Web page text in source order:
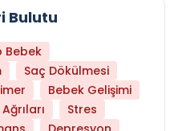
Bulutu
Bebek
Saç Dökülmesi
Bebek Gelişimi
Stres